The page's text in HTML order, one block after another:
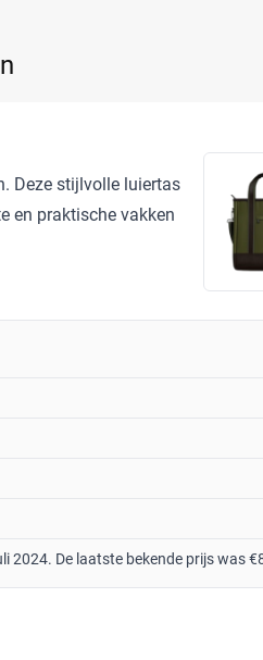
Deze stijlvolle luiertas
en praktische vakken
2024. De laatste bekende prijs was